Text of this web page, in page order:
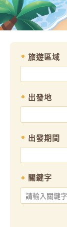
旅遊區域
出發地
出發期間